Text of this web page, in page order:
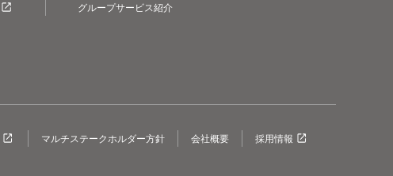
グループサービス紹介
マルチステークホルダー方針 会社概要 採用情報